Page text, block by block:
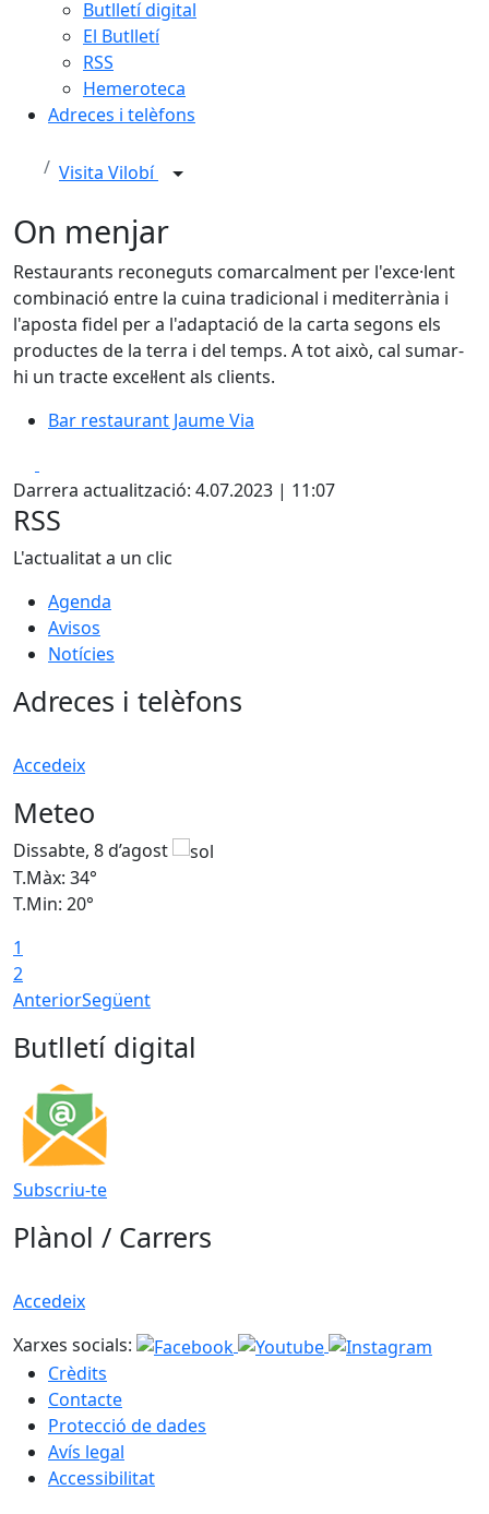
Butlletí digital
El Butlletí
RSS
Hemeroteca
Adreces i telèfons
Visita Vilobí
On menjar
Restaurants reconeguts comarcalment per l'exce·lent
combinació entre la cuina tradicional i mediterrània i
l'aposta fidel per a l'adaptació de la carta segons els
productes de la terra i del temps. A tot això, cal sumar-
hi un tracte excel·lent als clients.
Bar restaurant Jaume Via
Bar restaurant Jaume Via
Darrera actualització: 4.07.2023 | 11:07
RSS
L'actualitat a un clic
Agenda
Avisos
Notícies
Adreces i telèfons
Accedeix
Meteo
Dissabte, 8 d’agost
T.Màx: 34°
T.Min: 20°
1
2
AnteriorSegüent
Butlletí digital
Subscriu-te
Plànol / Carrers
Accedeix
Xarxes socials:
Crèdits
Contacte
Protecció de dades
Avís legal
Accessibilitat